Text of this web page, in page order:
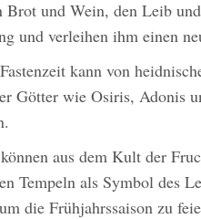
Brot und Wein, den Leib
und verleihen ihm einen
kann von
Götter wie Osiris, Adonis
aus dem Kult der
Tempeln als Symbol des
die Frühjahrssaison zu